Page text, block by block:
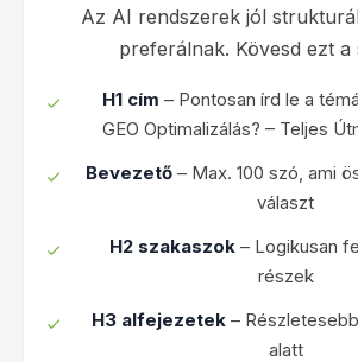
Az AI rendszerek jól
preferálnak. Kövesd ezt a
H1 cím – Pontosan írd le a
GEO Optimalizálás? – Teljes
Bevezető– Max. 100 szó, ami
választ
H2 szakaszok – Logikusan
részek
H3 alfejezetek –
alatt